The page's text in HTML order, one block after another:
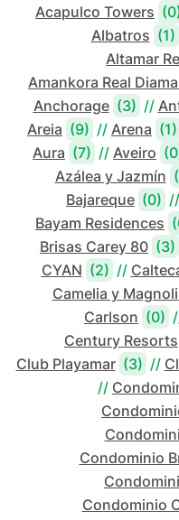
Acapulco Towers
Albatros (1)
Altamar
Amankora Real
Anchorage (3) //
Areia (9) // Arena (1)
Aura (7) // Aveiro
Azálea y Jazmín
Bajareque (0) //
Bayam Residences
Brisas Carey 80 (3)
CYAN (2) //
Camelia y
Carlson (0)
Century Resorts
Club Playamar (3) //
//
Condominio
Condominio